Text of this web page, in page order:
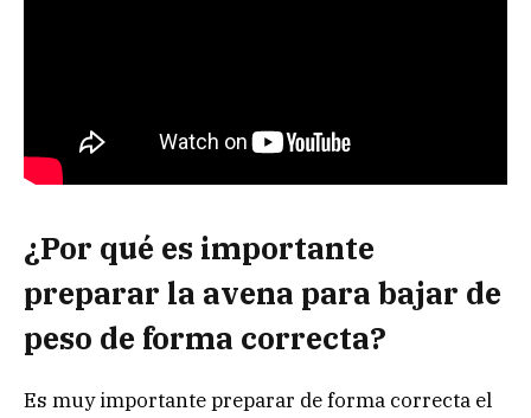
¿Por qué es importante
preparar la avena para bajar de
peso de forma correcta?
Es muy importante preparar de forma correcta el